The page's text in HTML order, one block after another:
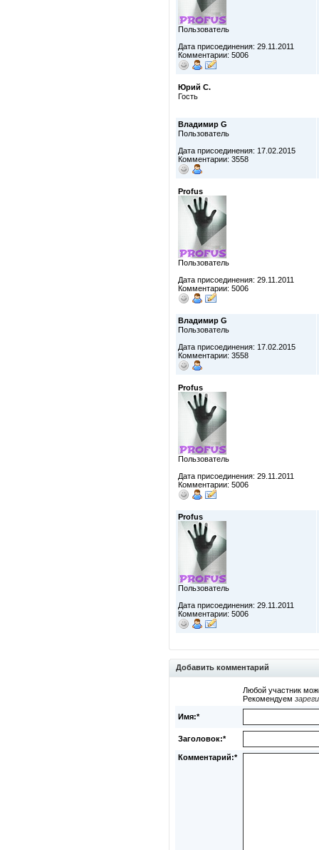
Пользователь
Дата присоединения: 29.11.2011
Комментарии: 5006
Юрий С.
Гость
Владимир G
Пользователь
Дата присоединения: 17.02.2015
Комментарии: 3558
Profus
Пользователь
Дата присоединения: 29.11.2011
Комментарии: 5006
Владимир G
Пользователь
Дата присоединения: 17.02.2015
Комментарии: 3558
Profus
Пользователь
Дата присоединения: 29.11.2011
Комментарии: 5006
Profus
Пользователь
Дата присоединения: 29.11.2011
Комментарии: 5006
Добавить комментарий
Любой участник
Рекомендуем
Имя:*
Заголовок:*
Комментарий:*